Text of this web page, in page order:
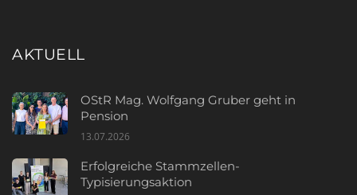
AKTUELL
OStR Mag. Wolfgang Gruber geht in
Pension
13.07.2026
Erfolgreiche Stammzellen-
Typisierungsaktion